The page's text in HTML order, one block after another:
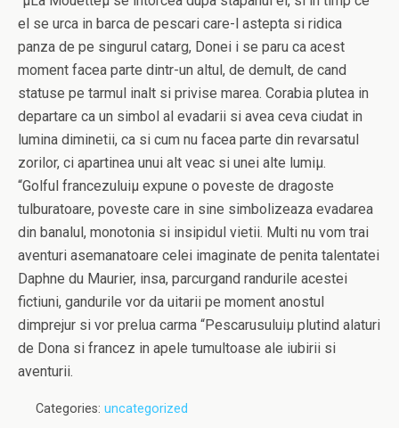
el se urca in barca de pescari care-l astepta si ridica
panza de pe singurul catarg, Donei i se paru ca acest
moment facea parte dintr-un altul, de demult, de cand
statuse pe tarmul inalt si privise marea. Corabia plutea in
departare ca un simbol al evadarii si avea ceva ciudat in
lumina diminetii, ca si cum nu facea parte din revarsatul
zorilor, ci apartinea unui alt veac si unei alte lumiµ.
“Golful francezuluiµ expune o poveste de dragoste
tulburatoare, poveste care in sine simbolizeaza evadarea
din banalul, monotonia si insipidul vietii. Multi nu vom trai
aventuri asemanatoare celei imaginate de penita talentatei
Daphne du Maurier, insa, parcurgand randurile acestei
fictiuni, gandurile vor da uitarii pe moment anostul
dimprejur si vor prelua carma “Pescarusuluiµ plutind alaturi
de Dona si francez in apele tumultoase ale iubirii si
aventurii.
Categories: uncategorized